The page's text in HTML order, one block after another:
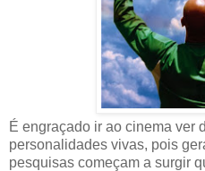
É engraçado ir ao cinema ver
personalidades vivas, pois
pesquisas começam a surgir